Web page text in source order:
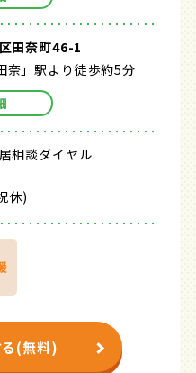
田奈町46-1
奈」駅より徒歩約5分
相談ダイヤル
休)
(無料)